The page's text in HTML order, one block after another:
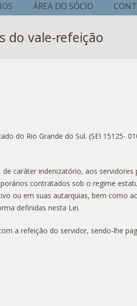
ÁREA DO SÓCIO
do vale-refeição
do Rio Grande do Sul. (SEI 15125-
caráter indenizatório, aos servidores
contratados sob o regime
ou em suas autarquias, bem como
definidas nesta Lei.
a refeição do servidor, sendo-lhe